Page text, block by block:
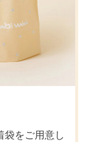
袋をご用意し